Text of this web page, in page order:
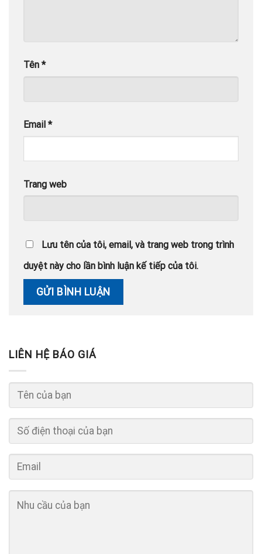
Tên *
Email *
Trang web
Lưu tên của tôi, email, và trang web trong trình
duyệt này cho lần bình luận kế tiếp của tôi.
LIÊN HỆ BÁO GIÁ